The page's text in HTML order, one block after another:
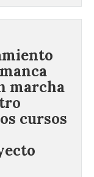
marcha
cursos